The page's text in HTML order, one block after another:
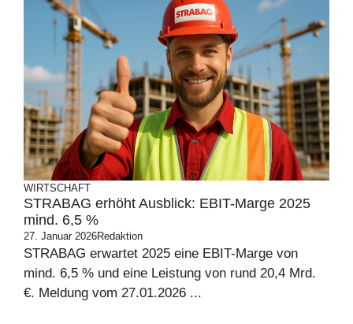
WIRTSCHAFT
STRABAG erhöht Ausblick: EBIT-Marge 2025
mind. 6,5 %
27. Januar 2026Redaktion
STRABAG erwartet 2025 eine EBIT-Marge von
mind. 6,5 % und eine Leistung von rund 20,4 Mrd.
€. Meldung vom 27.01.2026 ...